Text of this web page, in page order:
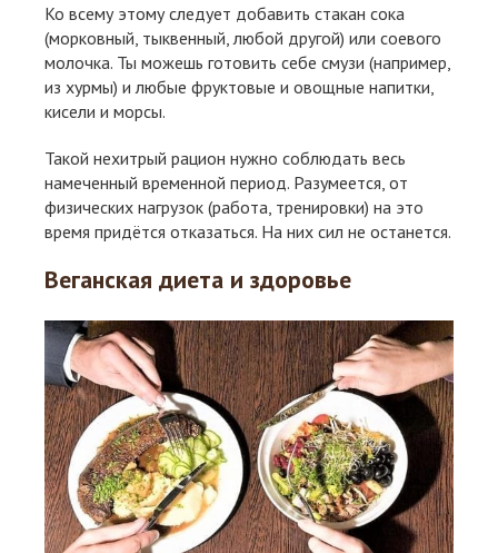
Ко всему этому следует добавить стакан сока
(морковный, тыквенный, любой другой) или соевого
молочка. Ты можешь готовить себе смузи (например,
из хурмы) и любые фруктовые и овощные напитки,
кисели и морсы.
Такой нехитрый рацион нужно соблюдать весь
намеченный временной период. Разумеется, от
физических нагрузок (работа, тренировки) на это
время придётся отказаться. На них сил не останется.
Веганская диета и здоровье